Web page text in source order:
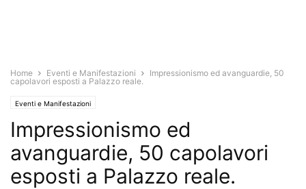
Home Eventi e Manifestazioni
Impressionismo ed avanguardie, 50
capolavori esposti a Palazzo reale.
Eventi e Manifestazioni
Impressionismo ed
avanguardie, 50 capolavori
esposti a Palazzo reale.